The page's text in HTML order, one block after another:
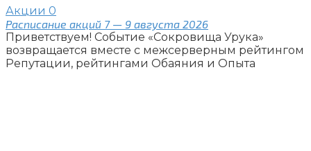
Акции 0
Расписание акций 7 — 9 августа 2026
Приветствуем! Событие «Сокровища Урука»
возвращается вместе с межсерверным рейтингом
Репутации, рейтингами Обаяния и Опыта